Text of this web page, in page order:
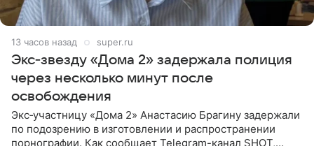
13 часов назад super.ru
Экс‑звезду «Дома 2» задержала полиция
через несколько минут после
освобождения
Экс‑участницу «Дома 2» Анастасию Брагину задержали
по подозрению в изготовлении и распространении
порнографии. Как сообщает Telegram-канал SHOT,